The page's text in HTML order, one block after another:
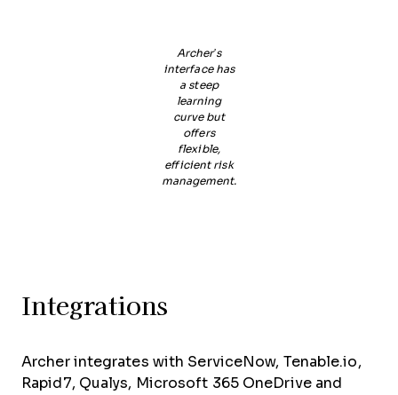
Archer’s
interface has
a steep
learning
curve but
offers
flexible,
efficient risk
management.
Integrations
Archer integrates with ServiceNow, Tenable.io,
Rapid7, Qualys, Microsoft 365 OneDrive and